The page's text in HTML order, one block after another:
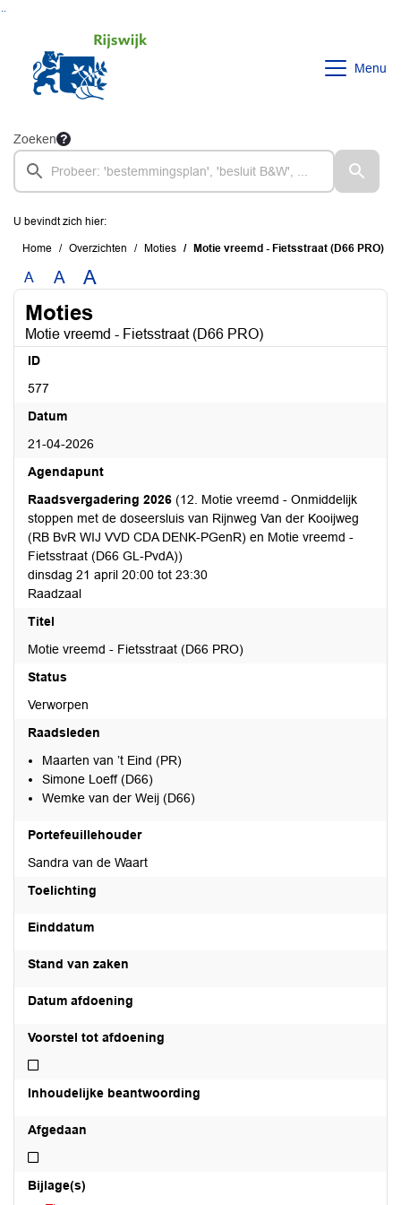
Menu
Zoeken
U bevindt zich hier:
Home Overzichten Moties Motie vreemd - Fietsstraat (D66 PRO)
A A A
Moties
Motie vreemd - Fietsstraat (D66 PRO)
ID
577
Datum
21-04-2026
Agendapunt
Raadsvergadering 2026 (12. Motie vreemd - Onmiddelijk
stoppen met de doseersluis van Rijnweg Van der Kooijweg
(RB BvR WIJ VVD CDA DENK-PGenR) en Motie vreemd -
Fietsstraat (D66 GL-PvdA))
dinsdag 21 april 20:00 tot 23:30
Raadzaal
Titel
Motie vreemd - Fietsstraat (D66 PRO)
Status
Verworpen
Raadsleden
Maarten van ’t Eind (PR)
Simone Loeff (D66)
Wemke van der Weij (D66)
Portefeuillehouder
Sandra van de Waart
Toelichting
Einddatum
Stand van zaken
Datum afdoening
Voorstel tot afdoening
Niet voorstel tot afdoening
Inhoudelijke beantwoording
Afgedaan
Niet afgedaan
Bijlage(s)